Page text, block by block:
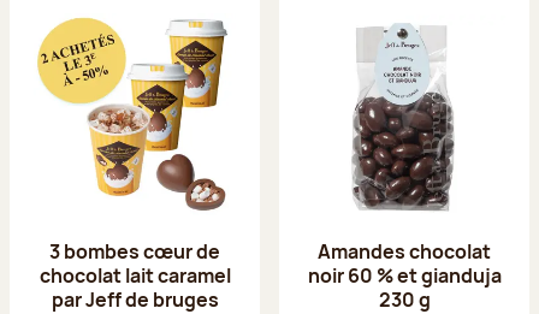
3 bombes cœur de
chocolat lait caramel
par Jeff de bruges
Amandes chocolat
noir 60 % et gianduja
230 g